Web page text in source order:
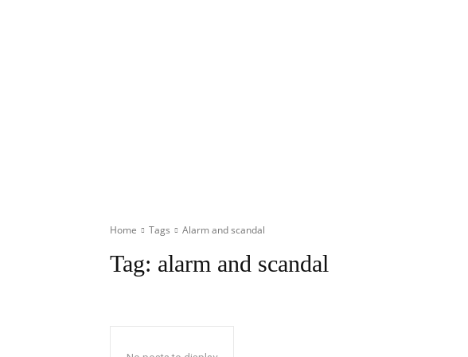
Home Tags Alarm and scandal
Tag: alarm and scandal